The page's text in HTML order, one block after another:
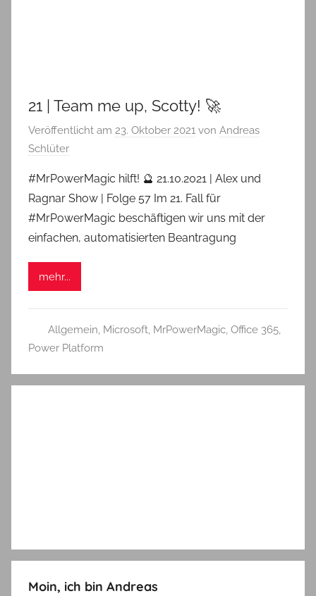
21 | Team me up, Scotty! 🚀
Veröffentlicht am 23. Oktober 2021 von Andreas
Schlüter
#MrPowerMagic hilft! 🔮 21.10.2021 | Alex und
Ragnar Show | Folge 57 Im 21. Fall für
#MrPowerMagic beschäftigen wir uns mit der
einfachen, automatisierten Beantragung
mehr...
Allgemein, Microsoft, MrPowerMagic, Office 365,
Power Platform
Moin, ich bin Andreas